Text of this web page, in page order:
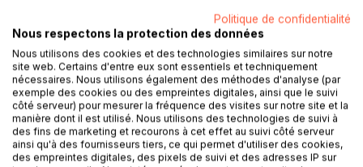
DESCRIPTION
C'était vers la fin de mai 1855, dans un des sites les plus
Politique de confidentialité
Nous respectons la protection des données
Nous utilisons des cookies et des technologies similaires sur notre
site web. Certains d'entre eux sont essentiels et techniquement
nécessaires. Nous utilisons également des méthodes d'analyse (par
exemple des cookies ou des empreintes digitales, ainsi que le suivi
côté serveur) pour mesurer la fréquence des visites sur notre site et la
manière dont il est utilisé. Nous utilisons des technologies de suivi à
des fins de marketing et recourons à cet effet au suivi côté serveur
ainsi qu'à des fournisseurs tiers, ce qui permet d'utiliser des cookies,
des empreintes digitales, des pixels de suivi et des adresses IP sur